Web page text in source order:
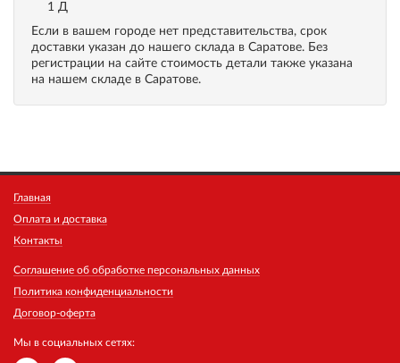
1 Д
Если в вашем городе нет представительства, срок
доставки указан до нашего склада в Саратове. Без
регистрации на сайте стоимость детали также указана
на нашем складе в Саратове.
Главная
Оплата и доставка
Контакты
Соглашение об обработке персональных данных
Политика конфиденциальности
Договор-оферта
Мы в социальных сетях: